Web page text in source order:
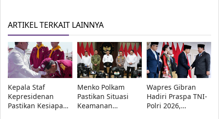
ARTIKEL TERKAIT LAINNYA
Kepala Staf
Kepresidenan
Pastikan Kesiapan
Menko Polkam
Pastikan Situasi
Keamanan
Wapres Gibran
Hadiri Praspa TNI-
Polri 2026,